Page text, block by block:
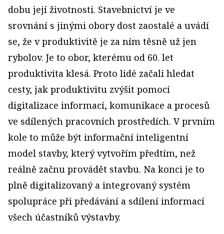
dobu její životnosti. Stavebnictví je ve
srovnání s jinými obory dost zaostalé a uvádí
se, že v produktivitě je za ním těsně už jen
rybolov. Je to obor, kterému od 60. let
produktivita klesá. Proto lidé začali hledat
cesty, jak produktivitu zvýšit pomocí
digitalizace informací, komunikace a procesů
ve sdílených pracovních prostředích. V prvním
kole to může být informační inteligentní
model stavby, který vytvořím předtím, než
reálně začnu provádět stavbu. Na konci je to
plně digitalizovaný a integrovaný systém
spolupráce při předávání a sdílení informací
všech účastníků výstavby.